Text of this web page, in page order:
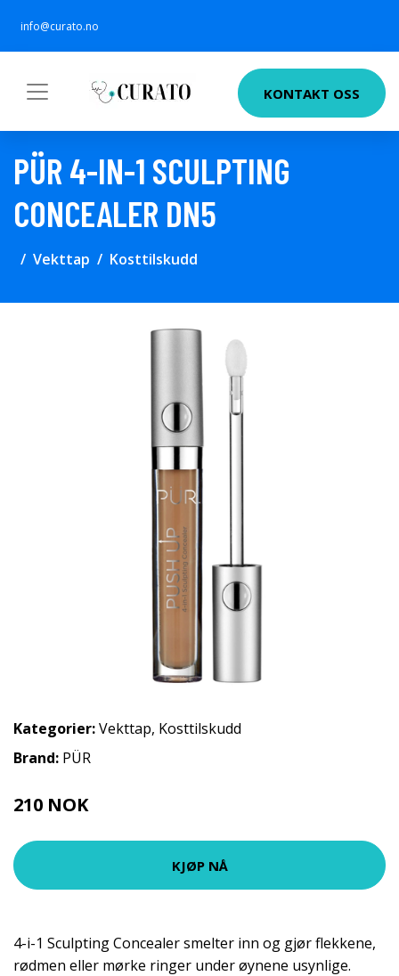
info@curato.no
KONTAKT OSS
PÜR 4-IN-1 SCULPTING
CONCEALER DN5
Vekttap Kosttilskudd
Kategorier:Vekttap, Kosttilskudd
Brand: PÜR
210 NOK
KJØP NÅ
4-i-1 Sculpting Concealer smelter inn og gjør flekkene,
rødmen eller mørke ringer under øynene usynlige.